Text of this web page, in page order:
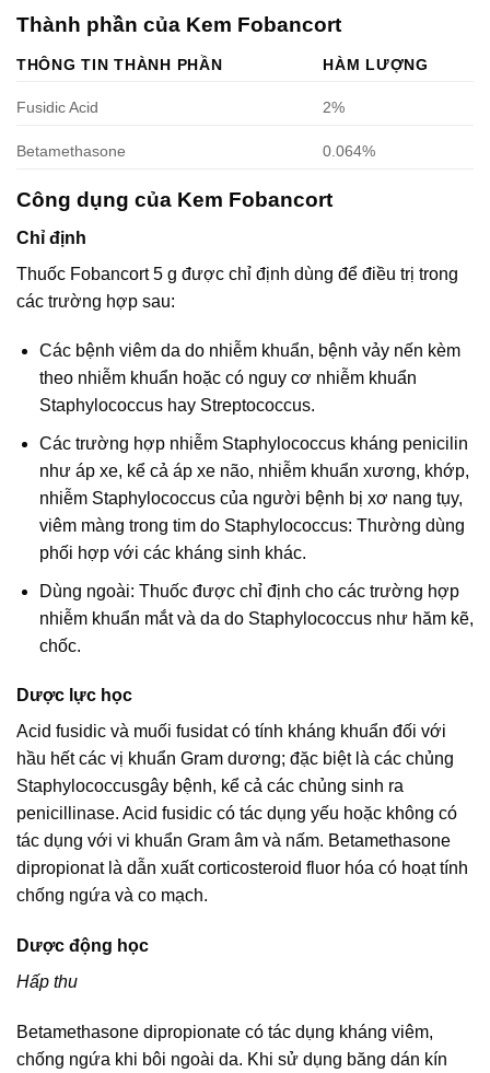
Thành phần của Kem Fobancort
THÔNG TIN THÀNH PHẦN HÀM LƯỢNG
Fusidic Acid 2%
Betamethasone 0.064%
Công dụng của Kem Fobancort
Chỉ định
Thuốc Fobancort 5 g được chỉ định dùng để điều trị trong
các trường hợp sau:
Các bệnh viêm da do nhiễm khuẩn, bệnh vảy nến kèm
theo nhiễm khuẩn hoặc có nguy cơ nhiễm khuẩn
Staphylococcus hay Streptococcus.
Các trường hợp nhiễm Staphylococcus kháng penicilin
như áp xe, kể cả áp xe não, nhiễm khuẩn xương, khớp,
nhiễm Staphylococcus của người bệnh bị xơ nang tụy,
viêm màng trong tim do Staphylococcus: Thường dùng
phối hợp với các kháng sinh khác.
Dùng ngoài: Thuốc được chỉ định cho các trường hợp
nhiễm khuẩn mắt và da do Staphylococcus như hăm kẽ,
chốc.
Dược lực học
Acid fusidic và muối fusidat có tính kháng khuẩn đối với
hầu hết các vị khuẩn Gram dương; đặc biệt là các chủng
Staphylococcusgây bệnh, kể cả các chủng sinh ra
penicillinase. Acid fusidic có tác dụng yếu hoặc không có
tác dụng với vi khuẩn Gram âm và nấm. Betamethasone
dipropionat là dẫn xuất corticosteroid fluor hóa có hoạt tính
chống ngứa và co mạch.
Dược động học
Hấp thu
Betamethasone dipropionate có tác dụng kháng viêm,
chống ngứa khi bôi ngoài da. Khi sử dụng băng dán kín